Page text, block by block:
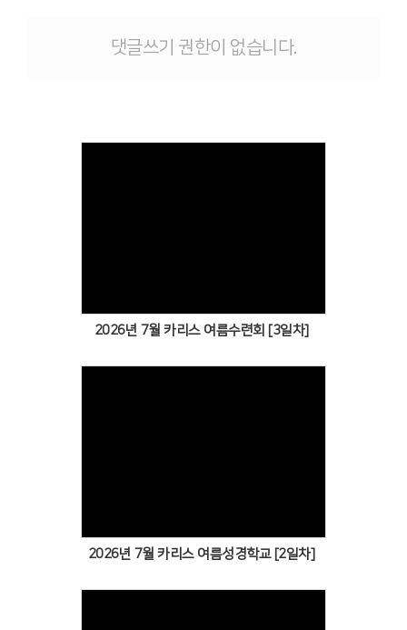
댓글쓰기 권한이 없습니다.
2026년 7월 카리스 여름수련회 [3일차]
2026년 7월 카리스 여름성경학교 [2일차]